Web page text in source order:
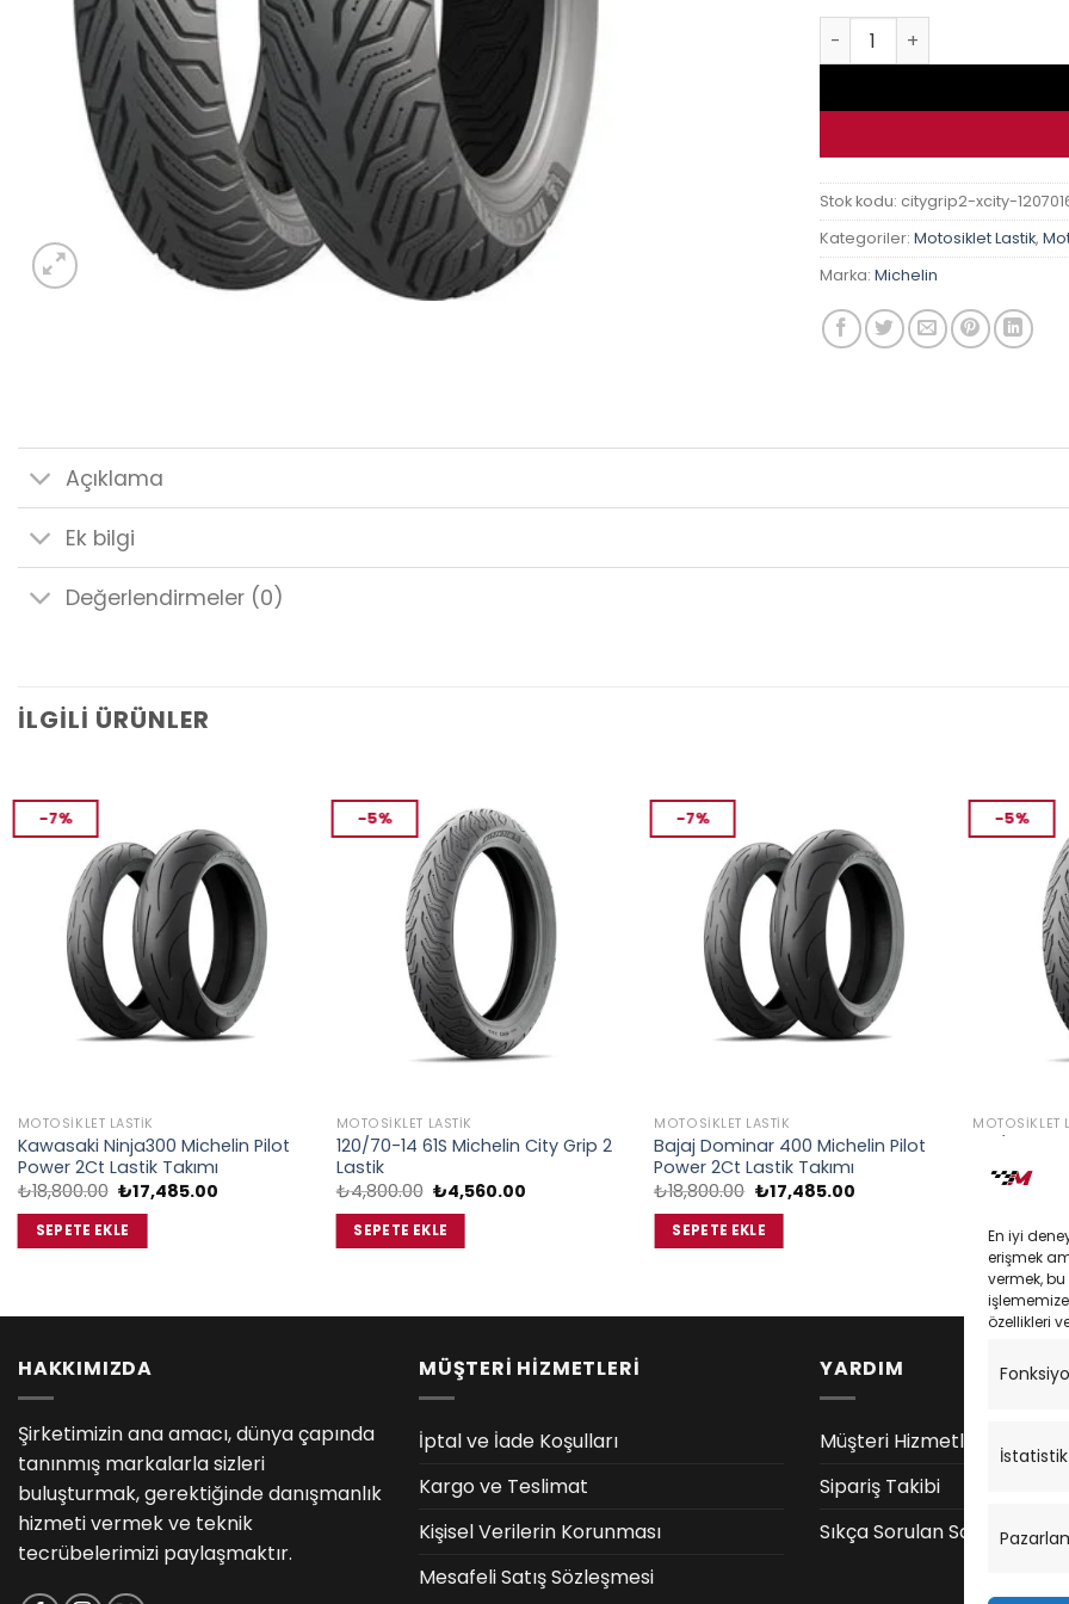
En iyi
erişmek
vermek,
özellikleri
İstatistik
Michelin City Grip 2 120/
Stok kodu: citygrip2-xcity-
Kategoriler: Motosiklet Lastik,
Marka: Michelin
Açıklama
Ek bilgi
Değerlendirmeler (0)
İLGILI ÜRÜNLER
-7%
MOTOSIKLET LASTIK
Kawasaki Ninja300 Michelin Pilot
Power 2Ct Lastik Takımı
₺18,800.00 Orijinal
fiyat:
₺18,800.00.
₺17,485.00
SEPETE EKLE
-5%
MOTOSIKLET LASTIK
120/70-14 61S Michelin City Grip 2
Lastik
₺4,800.00 Orijinal
fiyat:
₺4,800.00.
₺4,560.00Şu
SEPETE EKLE
-7%
MOTOSIKLET LASTIK
Bajaj Dominar 400 Michelin Pilot
Power 2Ct Lastik Takımı
₺18,800.00 Orijinal
fiyat:
₺18,800.00.
₺17,485.00Şu
SEPETE EKLE
-5%
MOTOSIKLET
Ön Lastik
4,600.00
SEPETE
HAKKIMIZDA
Şirketimizin ana amacı, dünya çapında
tanınmış markalarla sizleri
buluşturmak, gerektiğinde danışmanlık
hizmeti vermek ve teknik
tecrübelerimizi paylaşmaktır.
MÜŞTERİ HİZMETLERİ
İptal ve İade Koşulları
Kargo ve Teslimat
Kişisel Verilerin Korunması
Mesafeli Satış Sözleşmesi
YARDIM
Müşteri Hizmetleri
Sipariş Takibi
Sıkça Sorulan Sorular